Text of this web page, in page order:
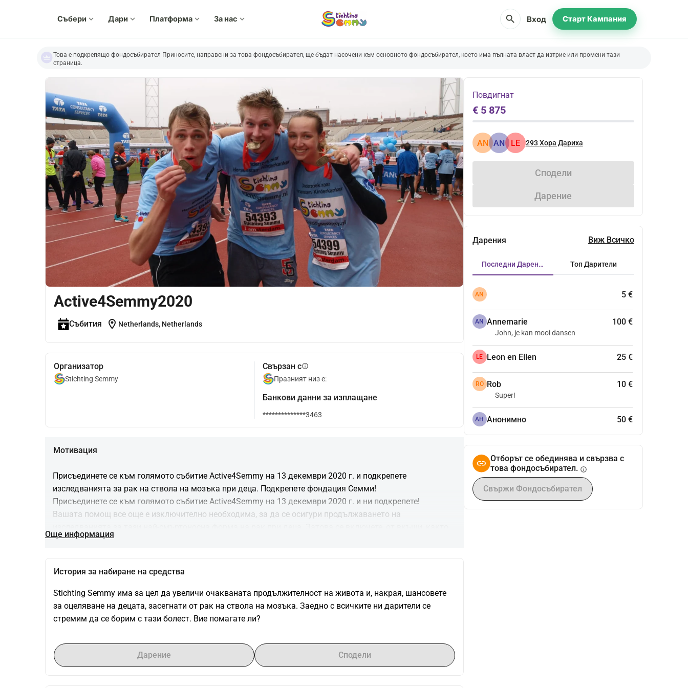
Събери expand_more Дари expand_more Платформа expand_more За нас expand_more search Вход Старт Кампания
Това е подкрепящо фондосъбирател Приносите, направени за това фондосъбирател, ще бъдат насочени към основното фондосъбирател, което има пълната власт да изтрие или промени тази
страница.
Active4Semmy2020
Събития location_on Netherlands, Netherlands
Организатор
Stichting Semmy
Свързан сinfo
Празният низ е:
Банкови данни за изплащане
**************3463
Мотивация
Присъединете се към голямото събитие Active4Semmy на 13 декември 2020 г. и подкрепете
изследванията за рак на ствола на мозъка при деца. Подкрепете фондация Семми!
Присъединете се към голямото събитие Active4Semmy на 13 декември 2020 г. и ни подкрепете!
Вашата помощ все още е изключително необходима, за да се осигури продължаването на
работим и ние. И още нещо приятно: всеки може да участва този път!
Няма значение, стига да се движите и да се спонсорирате.
Какво?
• Бягане: 1км детско бягане, 5км, 10км, половин маратон или цял маратон
• Ходене: 5км, 10км, 15км, 20км, 30км, 40км или 50км
Кога?
• 13 декември 2020 г.
Още информация
История за набиране на средства
Stichting Semmy има за цел да увеличи очакваната продължителност на живота и, накрая, шансовете
за оцеляване на децата, засегнати от рак на ствола на мозъка. Заедно с всичките ни дарители се
стремим да се борим с тази болест. Вие помагате ли?
Дарение Сподели
Повдигнат
€ 5 875
AN AN LE 293Хора Дариха
Сподели
Дарение
Дарения Виж Всичко
Последни Дарения Топ Дарители
AN 5 €
AN Annemarie 100 €
John, je kan mooi dansen
LE Leon en Ellen 25 €
RO Rob 10 €
Super!
АН Анонимно 50 €
Отборът се обединява и свързва с
това фондосъбирател. info
Свържи Фондосъбирател